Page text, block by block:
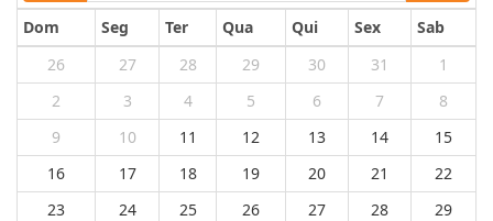
Dom Seg Ter Qua Qui Sex
Sab
26
27 28 29 30 31
1
2
3 4 5 6 7
8
9
10 11 12 13 14
15
16
17 18 19 20 21
22
23
24 25 26 27 28
29